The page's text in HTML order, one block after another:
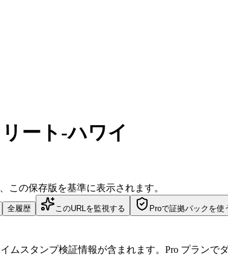
ート-ハワイ
この保存版を基準に表示されます。
全履歴 このURLを監視する Proで証拠パックを使
スタンプ検証情報が含まれます。Pro プランで